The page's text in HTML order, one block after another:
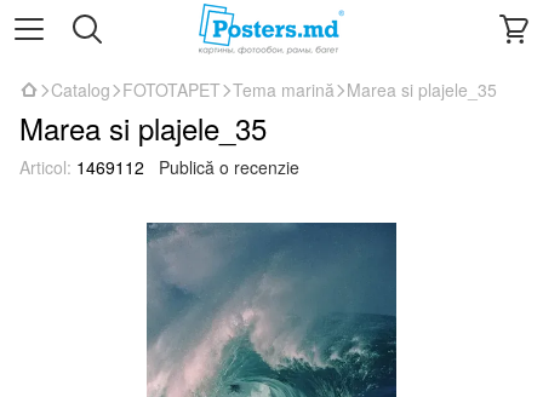
Catalog FOTOTAPET Tema marină Marea si plajele_35
Marea si plajele_35
Articol: 1469112 Publică o recenzie